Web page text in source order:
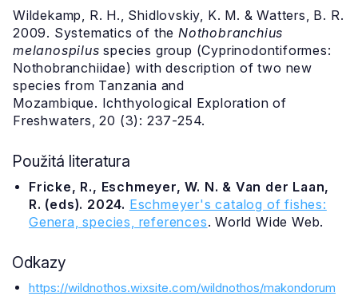
Wildekamp, R. H., Shidlovskiy, K. M. & Watters, B. R.
2009. Systematics of theNothobranchius
melanospilus species group (Cyprinodontiformes:
Nothobranchiidae) with description of two new
species from Tanzania and
Mozambique. Ichthyological Exploration of
Freshwaters, 20 (3): 237-254.
Použitá literatura
Fricke, R., Eschmeyer, W. N. & Van der Laan,
R. (eds). 2024. Eschmeyer's catalog of fishes:
Genera, species, references. World Wide Web.
Odkazy
https://wildnothos.wixsite.com/wildnothos/makondorum